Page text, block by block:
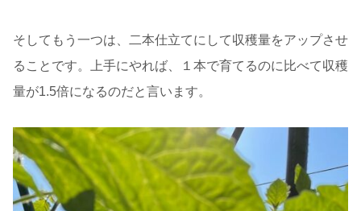
そしてもう一つは、二本仕立てにして収穫量をアップさせ
ることです。上手にやれば、１本で育てるのに比べて収穫
量が1.5倍になるのだと言います。